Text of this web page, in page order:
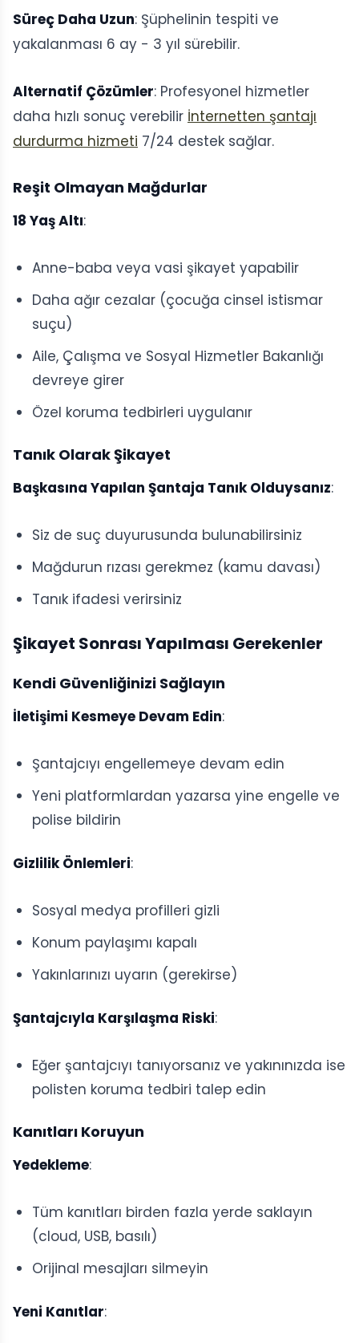
Süreç Daha Uzun: Şüphelinin tespiti ve
yakalanması 6 ay - 3 yıl sürebilir.
Alternatif Çözümler: Profesyonel hizmetler
daha hızlı sonuç verebilir İnternetten şantajı
durdurma hizmeti 7/24 destek sağlar.
Reşit Olmayan Mağdurlar
18 Yaş Altı:
Anne-baba veya vasi şikayet yapabilir
Daha ağır cezalar (çocuğa cinsel istismar
suçu)
Aile, Çalışma ve Sosyal Hizmetler Bakanlığı
devreye girer
Özel koruma tedbirleri uygulanır
Tanık Olarak Şikayet
Başkasına Yapılan Şantaja Tanık Olduysanız:
Siz de suç duyurusunda bulunabilirsiniz
Mağdurun rızası gerekmez (kamu davası)
Tanık ifadesi verirsiniz
Şikayet Sonrası Yapılması Gerekenler
Kendi Güvenliğinizi Sağlayın
İletişimi Kesmeye Devam Edin:
Şantajcıyı engellemeye devam edin
Yeni platformlardan yazarsa yine engelle ve
polise bildirin
Gizlilik Önlemleri:
Sosyal medya profilleri gizli
Konum paylaşımı kapalı
Yakınlarınızı uyarın (gerekirse)
Şantajcıyla Karşılaşma Riski:
Eğer şantajcıyı tanıyorsanız ve yakınınızda ise
polisten koruma tedbiri talep edin
Kanıtları Koruyun
Yedekleme:
Tüm kanıtları birden fazla yerde saklayın
(cloud, USB, basılı)
Orijinal mesajları silmeyin
Yeni Kanıtlar: